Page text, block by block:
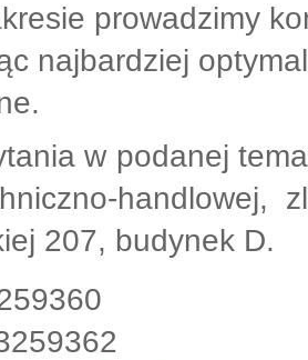
prowadzimy
najbardziej
w podanej
handlowej,
207, budynek D.